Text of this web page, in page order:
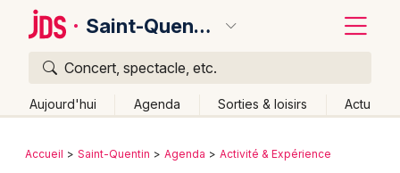
Saint-Quentin
Concert, spectacle, etc.
Aujourd'hui Agenda Sorties & loisirs Actu
Publier un événement
Retour
Accueil Saint-Quentin Agenda Activité & Expérience
Quoi ?
Où ?